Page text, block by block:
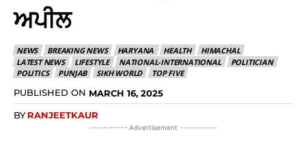
ਅਪੀਲ
NEWS BREAKING NEWS HARYANA HEALTH
HIMACHAL
LATEST NEWS
LIFESTYLE NATIONAL-INTERNATIONAL
POLITICIAN
POLITICS
PUNJAB SIKH WORLD TOP FIVE
PUBLISHED ON MARCH 16, 2025
BY RANJEETKAUR
----------- Advertisement -----------